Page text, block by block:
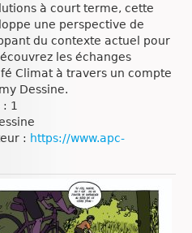
à court terme, cette
une perspective de
du contexte actuel pour
les échanges
Climat à travers un compte
Dessine.
1
: https://www.apc-